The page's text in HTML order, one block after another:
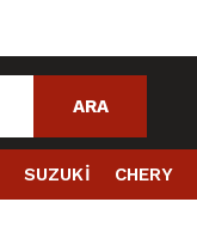
ARA
SUZUKİ CHERY